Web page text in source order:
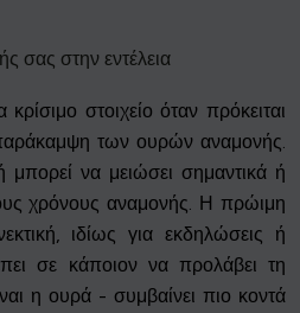
σας στην εντέλεια
στοιχείο όταν πρόκειται
των ουρών αναμονής.
να μειώσει σημαντικά ή
χρόνους αναμονής. Η πρώιμη
ιδίως για εκδηλώσεις ή
σε κάποιον να προλάβει τη
η ουρά - συμβαίνει πιο κοντά